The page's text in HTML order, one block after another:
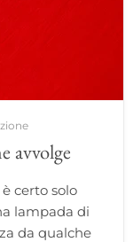
avvolge
certo solo
lampada di
da qualche